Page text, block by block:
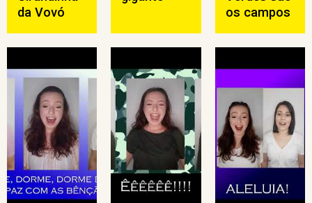
da Vovó
os campos